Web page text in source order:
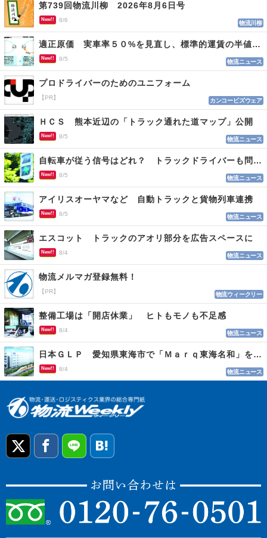
第739回物流川柳 2026年8月6日号
New!! 8/6 物流川柳
適正原価 実車率５０%を見直し、標準的運賃の半値の恐れも
New!! 8/5 物流ニュース
プロドライバーのためのユニフォーム
【PR】 カンコービズウェア
ＨＣＳ 熊本近辺の「トラック通れた道マップ」公開
New!! 8/5 物流ニュース
自転車が従う信号はどれ？ トラックドライバーも問われる認識
New!! 8/5 物流ニュース
アイリスオーヤマなど 自動トラックと貨物列車連携
New!! 8/5 物流ニュース
エスコット トラックのアオリ部分を広告スペースに
New!! 8/4 物流ニュース
物流メルマガ登録無料！
【PR】 物流ウィークリー
整備工場は「開店休業」 ヒトもモノも不足感
New!! 8/4 物流ニュース
日本ＧＬＰ 愛知県東海市で「Ｍａｒｑ東海名和」を開発
New!! 8/4 物流ニュース